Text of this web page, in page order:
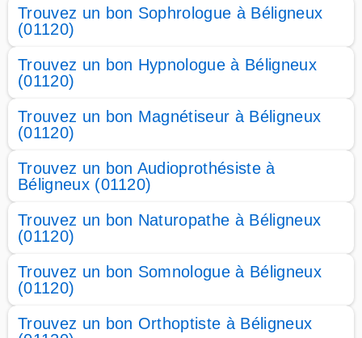
Trouvez un bon Sophrologue à Béligneux
(01120)
Trouvez un bon Hypnologue à Béligneux
(01120)
Trouvez un bon Magnétiseur à Béligneux
(01120)
Trouvez un bon Audioprothésiste à
Béligneux (01120)
Trouvez un bon Naturopathe à Béligneux
(01120)
Trouvez un bon Somnologue à Béligneux
(01120)
Trouvez un bon Orthoptiste à Béligneux